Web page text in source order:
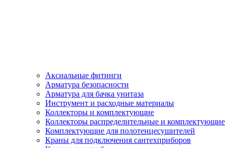
Аксиальные фитинги
Арматура безопасности
Арматура для бачка унитаза
Инструмент и расходные материалы
Коллекторы и комплектующие
Коллекторы распределительные и комплектующие
Комплектующие для полотенцесушителей
Краны для подключения сантехприборов